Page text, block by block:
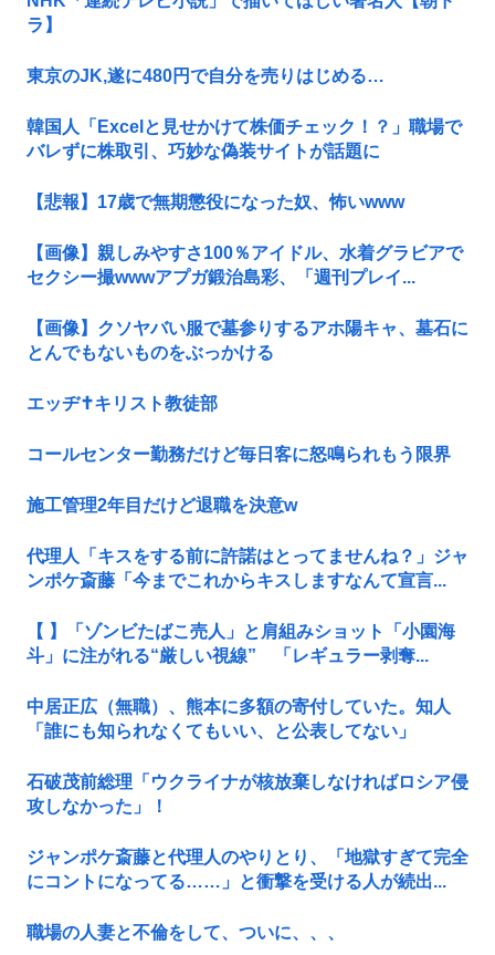
ラ】
東京のJK,遂に480円で自分を売りはじめる…
韓国人「Excelと見せかけて株価チェック！？」職場で
バレずに株取引、巧妙な偽装サイトが話題に
【悲報】17歳で無期懲役になった奴、怖いwww
【画像】親しみやすさ100％アイドル、水着グラビアで
セクシー撮wwwアプガ鍛治島彩、「週刊プレイ...
【画像】クソヤバい服で墓参りするアホ陽キャ、墓石に
とんでもないものをぶっかける
エッヂ✝️キリスト教徒部
コールセンター勤務だけど毎日客に怒鳴られもう限界
施工管理2年目だけど退職を決意w
代理人「キスをする前に許諾はとってませんね？」ジャ
ンポケ斎藤「今までこれからキスしますなんて宣言...
【 】「ゾンビたばこ売人」と肩組みショット「小園海
斗」に注がれる“厳しい視線” 「レギュラー剥奪...
中居正広（無職）、熊本に多額の寄付していた。知人
「誰にも知られなくてもいい、と公表してない」
石破茂前総理「ウクライナが核放棄しなければロシア侵
攻しなかった」！
ジャンポケ斎藤と代理人のやりとり、「地獄すぎて完全
にコントになってる……」と衝撃を受ける人が続出...
職場の人妻と不倫をして、ついに、、、